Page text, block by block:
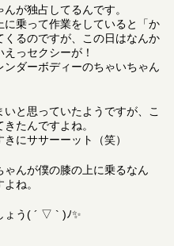
が独占してるんです。
乗って作業をしていると「か
くるのですが、この日はなんか
っセクシーが！
ダーボディーのちゃいちゃん
と思っていたようですが、こ
たんですよね。
にササーーット（笑）
んが僕の膝の上に乗るなん
ね。
ょう( ´ ▽ ` )ﾉ✨